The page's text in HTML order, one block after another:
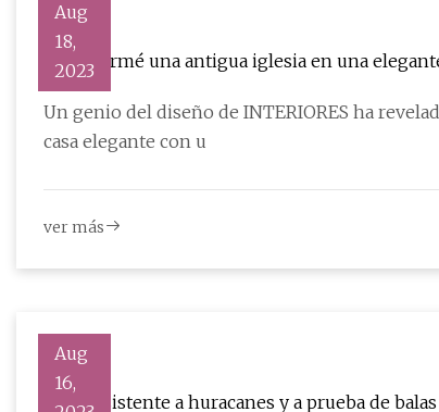
Aug
18,
2023
Transformé una antigua iglesia en una
Un genio del diseño de INTERIORES ha
casa elegante con u
ver más
Aug
16,
Casa resistente a huracanes y a prueba de